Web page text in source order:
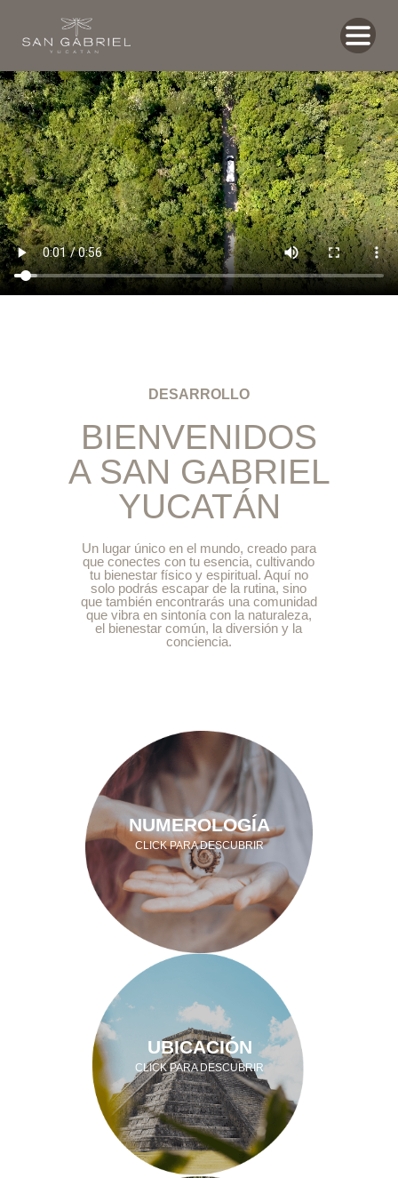
DESARROLLO
BIENVENIDOS
A SAN GABRIEL
YUCATÁN
Un lugar único en el mundo, creado para
que conectes con tu esencia, cultivando
tu bienestar físico y espiritual. Aquí no
solo podrás escapar de la rutina, sino
que también encontrarás una comunidad
que vibra en sintonía con la naturaleza,
el bienestar común, la diversión y la
conciencia.
NUMEROLOGÍA
CLICK PARA DESCUBRIR
UBICACIÓN
CLICK PARA DESCUBRIR